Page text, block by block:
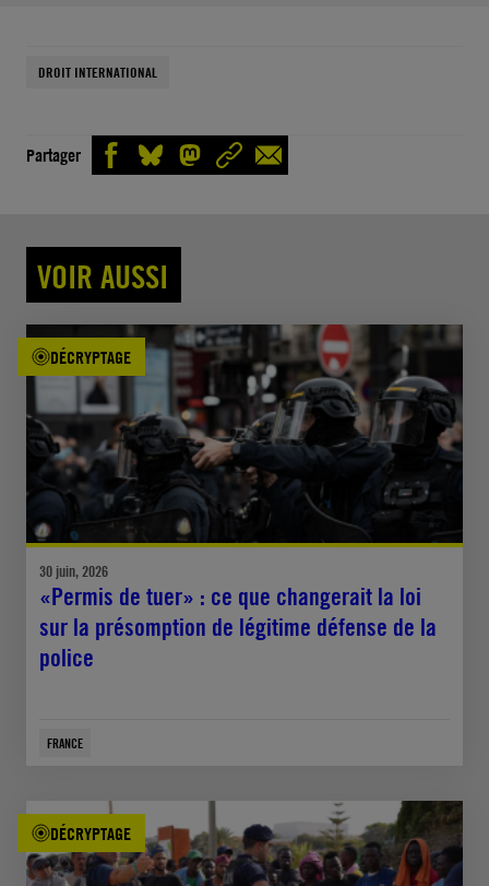
DROIT INTERNATIONAL
Partager
VOIR AUSSI
DÉCRYPTAGE
30 juin, 2026
«Permis de tuer» : ce que changerait la loi
sur la présomption de légitime défense de la
police
FRANCE
DÉCRYPTAGE